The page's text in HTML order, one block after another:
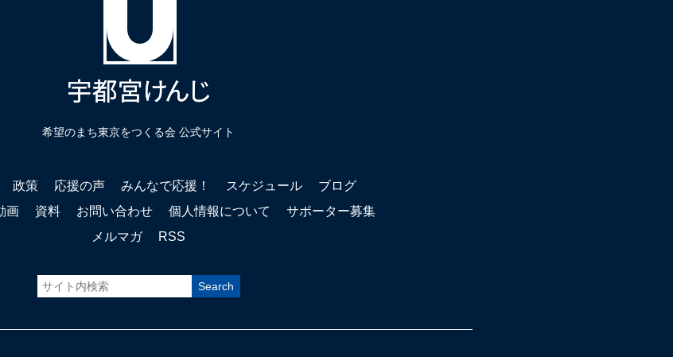
希望のまち東京をつくる会 公式サイト
政策 応援の声 みんなで応援！ スケジュール
ブログ
画 資料 お問い合わせ 個人情報について
サポーター募集
メルマガ
RSS